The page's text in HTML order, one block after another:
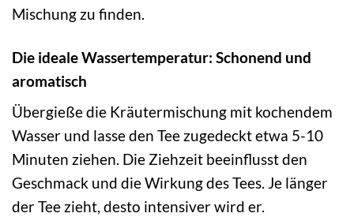
Mischung zu finden.
Die ideale Wassertemperatur: Schonend und
aromatisch
Übergieße die Kräutermischung mit kochendem
Wasser und lasse den Tee zugedeckt etwa 5-10
Minuten ziehen. Die Ziehzeit beeinflusst den
Geschmack und die Wirkung des Tees. Je länger
der Tee zieht, desto intensiver wird er.